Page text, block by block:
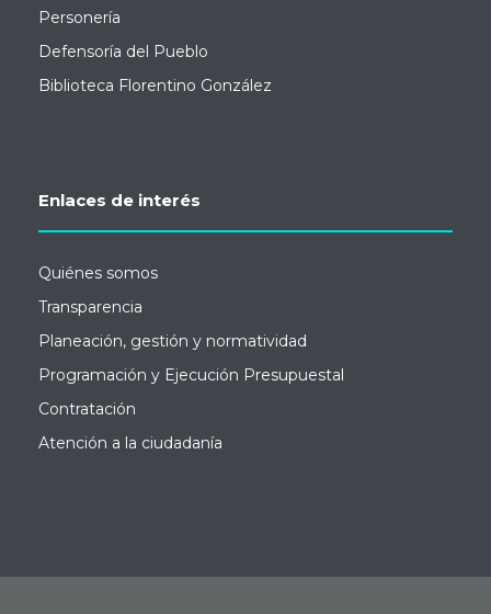
Personería
Defensoría del Pueblo
Biblioteca Florentino González
Enlaces de interés
Quiénes somos
Transparencia
Planeación, gestión y normatividad
Programación y Ejecución Presupuestal
Contratación
Atención a la ciudadanía